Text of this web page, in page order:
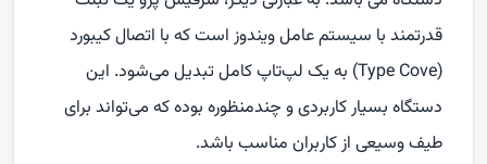
قدرتمند با سیستم عامل ویندوز است که با اتصال کیبورد
(
Type Cove) به یک لپ‌تاپ کامل تبدیل می‌شود. این
دستگاه بسیار کاربردی و چندمنظوره بوده که می‌تواند برای
طیف وسیعی از کاربران مناسب باشد.